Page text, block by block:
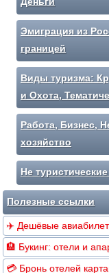
Эмиграция из
границей
Виды туризма:
и Охота,
Работа, Бизнес,
хозяйство
Не
Полезные ссылки
✈️ Дешёвые
🏨 Букинг: отели и
💳 Бронь отелей